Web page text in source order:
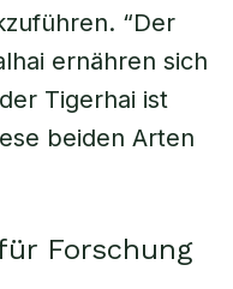
“Der
ernähren sich
Tigerhai ist
beiden Arten
Forschung